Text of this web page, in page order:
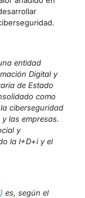
entidad
Digital y
de Estado
como
ciberseguridad
las empresas.
y
la I+D+i y el
es, según el